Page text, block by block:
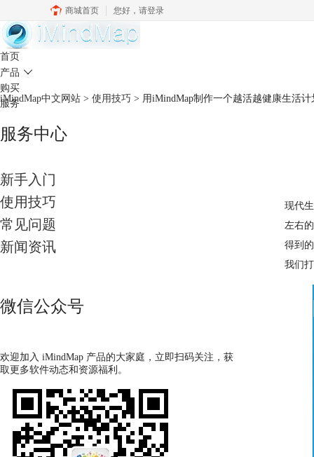
商城首页 您好， 请登录
首页
产品 
购买
服务
iMindMap中文网站 > 使用技巧 > 用iMindMap制作一个越活越健康生活计
服务中心
新手入门
使用技巧
常见问题
新闻资讯
微信公众号
欢迎加入 iMindMap 产品的大家庭，立即扫码关注，获
取更多软件动态和资源福利。
现代
左右
得到
我们